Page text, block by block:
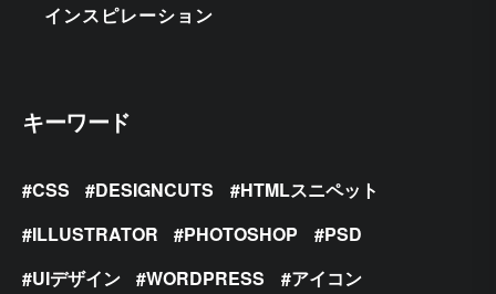
インスピレーション
キーワード
CSS DESIGNCUTS
HTMLスニペット
ILLUSTRATOR
PHOTOSHOP
PSD
UIデザイン
WORDPRESS
アイコン